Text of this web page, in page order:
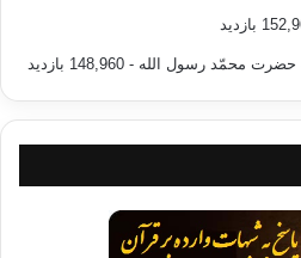
محمّد رسول الله - 148,960 بازدید